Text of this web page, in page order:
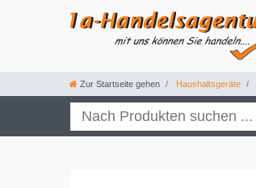
Zur Startseite gehen Haushaltsgeräte